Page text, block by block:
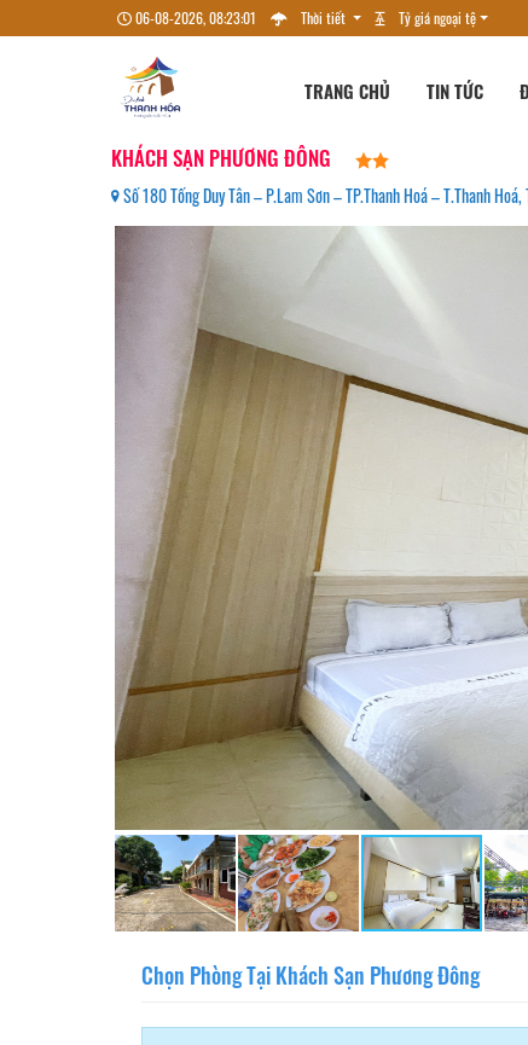
06-08-2026, 08:23:02 Thời tiết Tỷ giá ngoại tệ
TRANG CHỦ TIN TỨC
KHÁCH SẠN PHƯƠNG ĐÔNG
Số 180 Tống Duy Tân – P.Lam Sơn – TP.Thanh Hoá – T.Thanh
Chọn Phòng Tại Khách Sạn Phương Đông